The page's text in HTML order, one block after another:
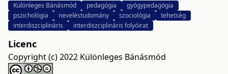
Különleges Bánásmód pedagógia
gyógypedagógia
pszichológia
neveléstudomány szociológia
tehetség
interdiszciplináris
interdiszciplináris folyóirat
Licenc
Copyright (c) 2022 Különleges Bánásmód